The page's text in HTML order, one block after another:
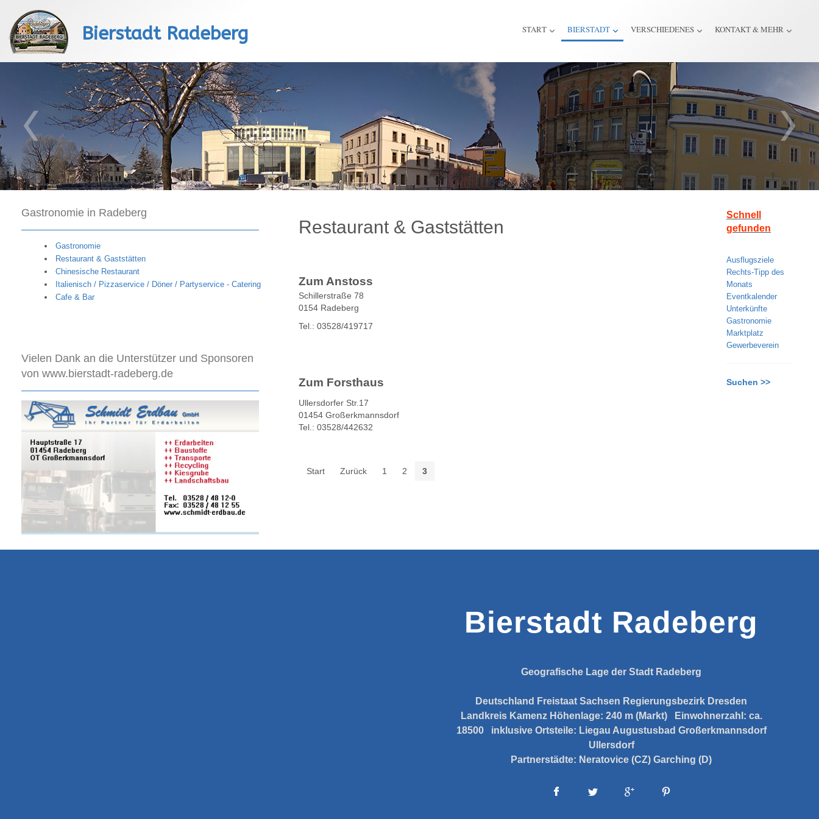
Bierstadt Radeberg START BIERSTADT VERSCHIEDENES KONTAKT & MEHR
Gastronomie in Radeberg
Gastronomie
Restaurant & Gaststätten
Chinesische Restaurant
Italienisch / Pizzaservice / Döner / Partyservice - Catering
Cafe & Bar
Vielen Dank an die Unterstützer und Sponsoren
von www.bierstadt-radeberg.de
Restaurant & Gaststätten
Zum Anstoss
Schillerstraße 78
0154 Radeberg
Tel.: 03528/419717
Zum Forsthaus
Ullersdorfer Str.17
01454 Großerkmannsdorf
Tel.: 03528/442632
Start Zurück 1 2 3
Schnell
gefunden
Ausflugsziele
Rechts-Tipp des
Monats
Eventkalender
Unterkünfte
Gastronomie
Marktplatz
Gewerbeverein
Suchen >>
Bierstadt Radeberg
Geografische Lage der Stadt Radeberg
Deutschland Freistaat Sachsen Regierungsbezirk Dresden
Landkreis Kamenz Höhenlage: 240 m (Markt) Einwohnerzahl: ca.
18500
inklusive Ortsteile: Liegau Augustusbad Großerkmannsdorf
Ullersdorf
Partnerstädte: Neratovice (CZ) Garching (D)